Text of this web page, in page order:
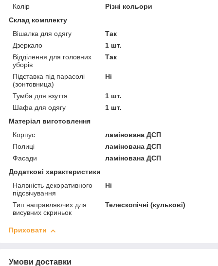
Колір
Різні кольори
Склад комплекту
Вішалка для одягу
Так
Дзеркало
1 шт.
Відділення для головних
уборів
Так
Підставка під парасолі
(зонтовница)
Ні
Тумба для взуття
1 шт.
Шафа для одягу
1 шт.
Матеріал виготовлення
Корпус
ламінована ДСП
Полиці
ламінована ДСП
Фасади
ламінована ДСП
Додаткові характеристики
Наявність декоративного
підсвічування
Ні
Тип направляючих для
висувних скриньок
Телескопічні (кулькові)
Приховати
Умови доставки